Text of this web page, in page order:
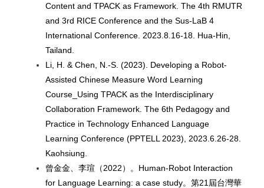
Content and TPACK as Framework. The 4th RMUTR
and 3rd RICE Conference and the Sus-LaB 4
International Conference. 2023.8.16-18. Hua-Hin,
Tailand.
Li, H. & Chen, N.-S. (2023). Developing a Robot-
Assisted Chinese Measure Word Learning
Course_Using TPACK as the Interdisciplinary
Collaboration Framework. The 6th Pedagogy and
Practice in Technology Enhanced Language
Learning Conference (PPTELL 2023), 2023.6.26-28.
Kaohsiung.
曾金金、李瑄（2022）。Human-Robot Interaction
for Language Learning: a case study。第21屆台灣華